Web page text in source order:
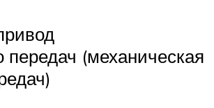
передач (механическая